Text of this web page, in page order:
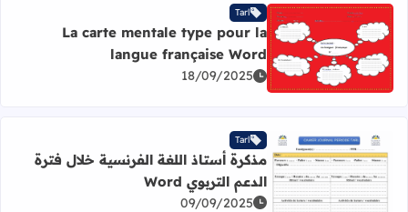
اقرأ المزيد عن La carte mentale type pour la langue française Word
Tarl
La carte mentale type pour la
langue française Word
18/09/2025
Tarl
مذكرة أستاذ اللغة الفرنسية خلال فترة
الدعم التربوي Word
09/09/2025